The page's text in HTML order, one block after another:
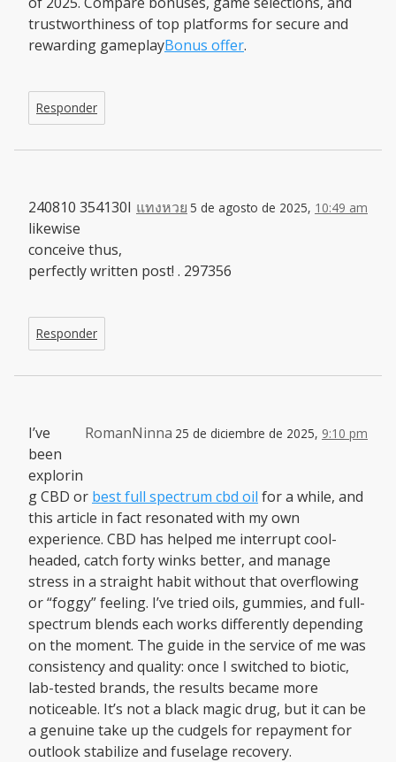
trustworthiness of top platforms for secure and
rewarding gameplayBonus offer.
Responder
แทงหวย 5 de agosto de 2025, 10:49 am
240810 354130I
likewise
conceive thus,
perfectly written post! . 297356
Responder
RomanNinna 25 de diciembre de 2025, 9:10 pm
I’ve
been
explorin
g CBD or best full spectrum cbd oil for a while, and
this article in fact resonated with my own
experience. CBD has helped me interrupt cool-
headed, catch forty winks better, and manage
stress in a straight habit without that overflowing
or “foggy” feeling. I’ve tried oils, gummies, and full-
spectrum blends each works differently depending
on the moment. The guide in the service of me was
consistency and quality: once I switched to biotic,
lab-tested brands, the results became more
noticeable. It’s not a black magic drug, but it can be
a genuine take up the cudgels for repayment for
outlook stabilize and fuselage recovery.